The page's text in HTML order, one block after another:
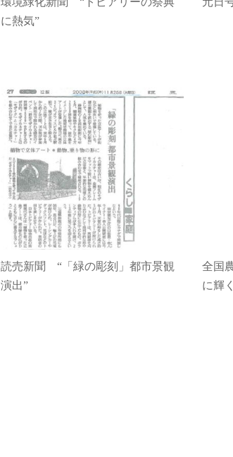
に熱気”
読売新聞 “「緑の彫刻」都市景観
演出”
全国
に輝